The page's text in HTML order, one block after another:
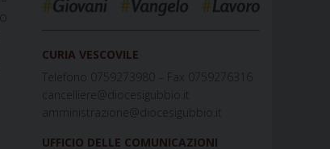
CURIA VESCOVILE
Telefono 0759273980 – Fax 0759276316
cancelliere@diocesigubbio.it
amministrazione@diocesigubbio.it
UFFICIO DELLE COMUNICAZIONI